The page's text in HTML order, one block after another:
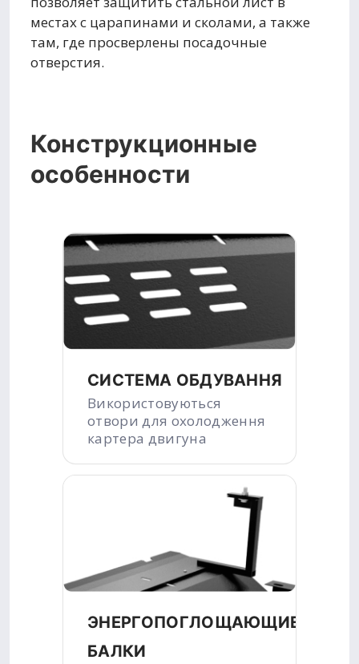
местах с царапинами и сколами, а также
там, где просверлены посадочные
отверстия.
Конструкционные
особенности
СИСТЕМА ОБДУВАННЯ
Використовуються
отвори для охолодження
картера двигуна
ЭНЕРГОПОГЛОЩАЮЩИЕ
БАЛКИ